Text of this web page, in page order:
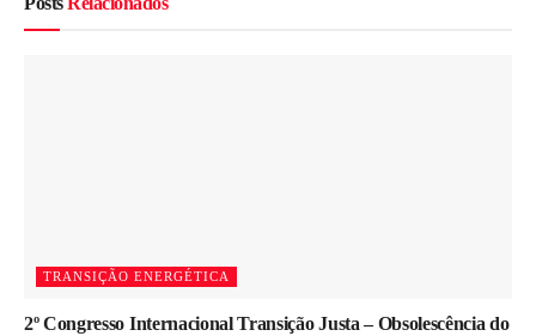
TRANSIÇÃO ENERGÉTICA
2º Congresso Internacional Transição Justa – Obsolescência do